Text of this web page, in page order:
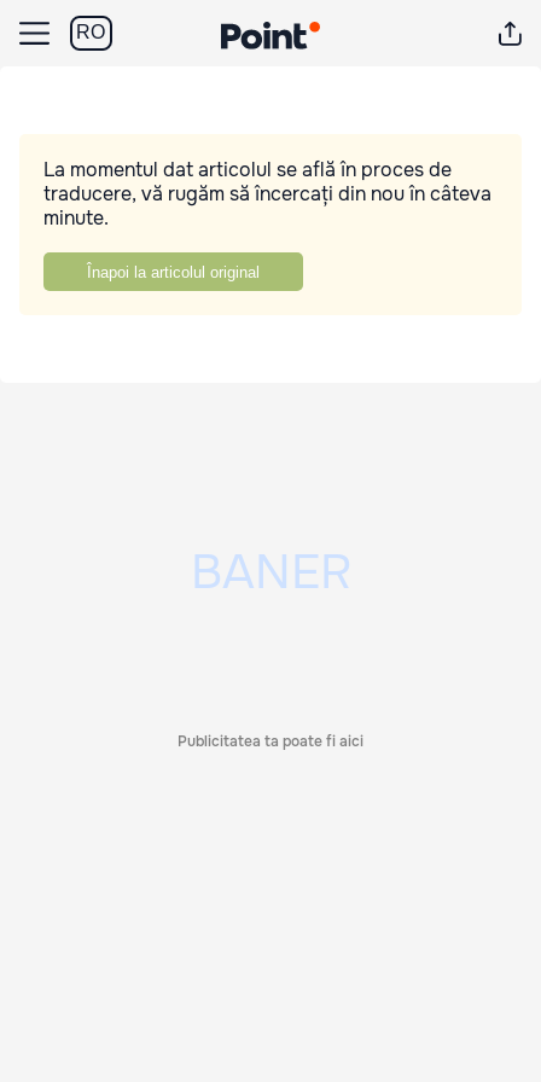
RO
La momentul dat articolul se află în proces de
traducere, vă rugăm să încercați din nou în câteva
minute.
Înapoi la articolul original
Publicitatea ta poate fi aici